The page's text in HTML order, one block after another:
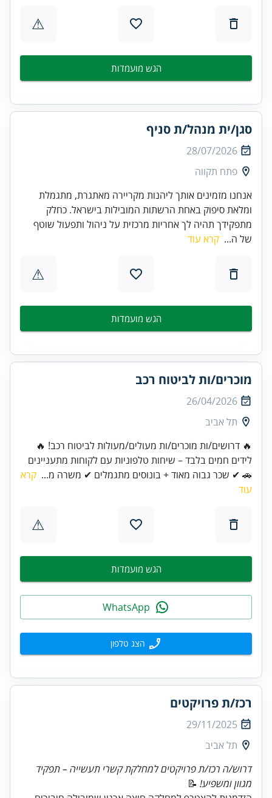
⚠
הגש מועמדות
סגן/ית מנהל/ת סניף
28/07/2026
פתח תקווה
אנחנו מזמינים אותך ליהנות מקריירה מאתגרת, מתגמלת
ומלאת סיפוק באחת הרשתות המובילות בישראל. כחלק
מתפקידך תהיה לך אחריות מרכזית על ניהול ותפעול שוטף
של ה... קרא עוד
⚠
הגש מועמדות
מוכרים/ות לביטוח רכב
26/04/2026
תל אביב
🔥 דרושים/ות מוכרים/ות מעולים/מעולות לביטוח רכב! 🔥
לידים חמים בלבד – שיחות טלפוניות עם לקוחות מתעניינים
🚗 ✔ שכר גבוה מאוד + בונוסים מתגמלים ✔ משרה מ... קרא
עוד
⚠
הגש מועמדות
הצג טלפון
רכז/ת פרויקטים
29/11/2025
תל אביב
דרוש/ה רכז/ת פרויקטים למחלקת קשרי תעשייה – תפקיד
מגוון ומשפיע! 📝